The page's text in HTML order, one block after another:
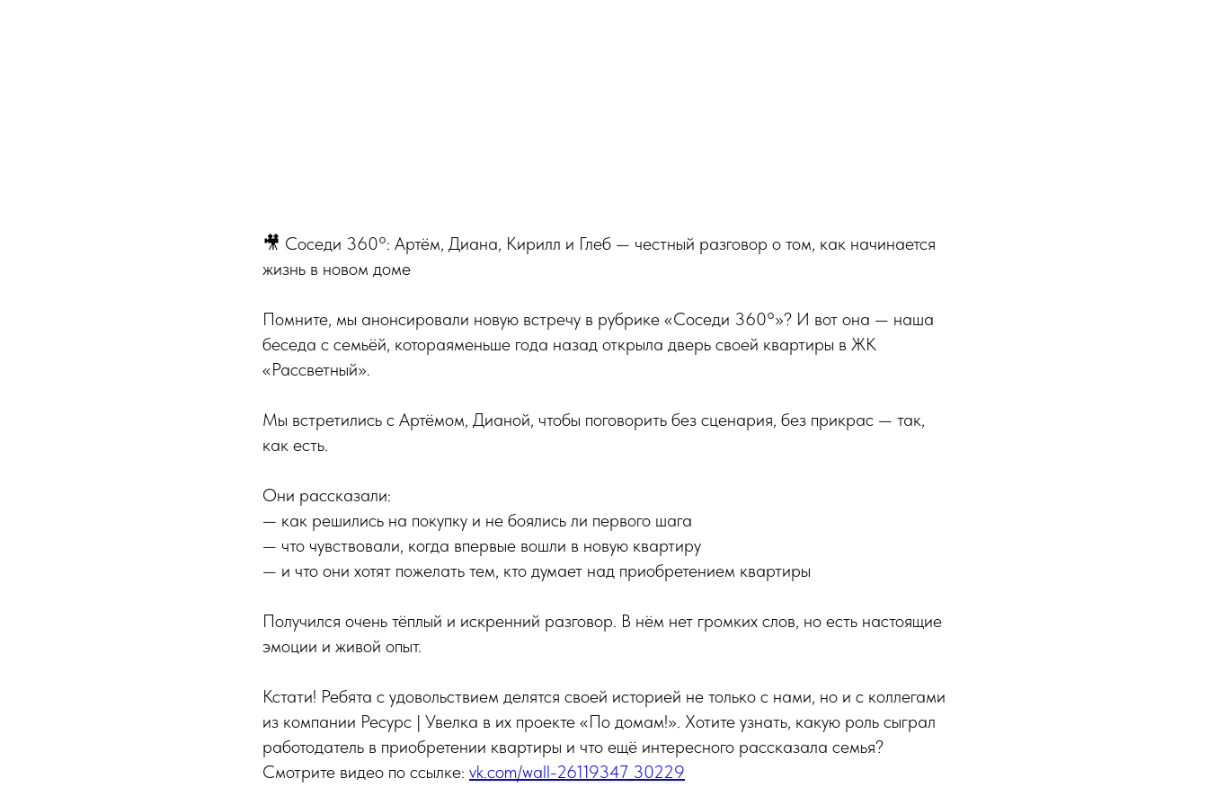
🎥 Соседи 360°: Артём, Диана, Кирилл и Глеб — честный разговор о том, как начинается
жизнь в новом доме
Помните, мы анонсировали новую встречу в рубрике «Соседи 360°»? И вот она — наша
беседа с семьёй, котораяменьше года назад открыла дверь своей квартиры в ЖК
«Рассветный».
Мы встретились с Артёмом, Дианой, чтобы поговорить без сценария, без прикрас — так,
как есть.
Они рассказали:
— как решились на покупку и не боялись ли первого шага
— что чувствовали, когда впервые вошли в новую квартиру
— и что они хотят пожелать тем, кто думает над приобретением квартиры
Получился очень тёплый и искренний разговор. В нём нет громких слов, но есть настоящие
эмоции и живой опыт.
Кстати! Ребята с удовольствием делятся своей историей не только с нами, но и с коллегами
из компании Ресурс | Увелка в их проекте «По домам!». Хотите узнать, какую роль сыграл
работодатель в приобретении квартиры и что ещё интересного рассказала семья?
Смотрите видео по ссылке: vk.com/wall-26119347_30229